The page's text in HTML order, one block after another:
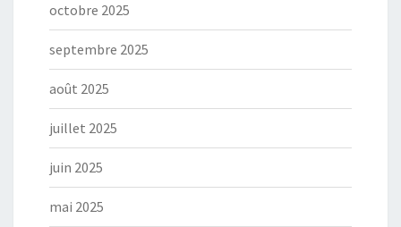
octobre 2025
septembre 2025
août 2025
juillet 2025
juin 2025
mai 2025